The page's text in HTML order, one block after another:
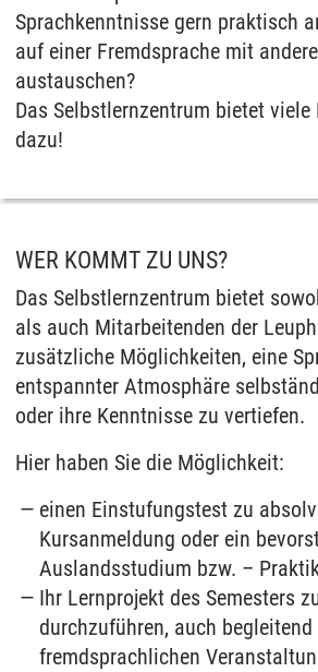
Sprachkenntnisse gern praktisch
auf einer Fremdsprache mit
austauschen?
Das Selbstlernzentrum bietet
dazu!
WER KOMMT ZU UNS?
Das Selbstlernzentrum bietet
als auch Mitarbeitenden der
zusätzliche Möglichkeiten, eine
entspannter Atmosphäre
oder ihre Kenntnisse zu vertiefen.
Hier haben Sie die Möglichkeit:
einen Einstufungstest zu
Kursanmeldung oder ein
Auslandsstudium bzw. –
Ihr Lernprojekt des Semesters
durchzuführen, auch begleitend
fremdsprachlichen